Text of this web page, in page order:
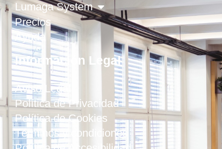
Lumaga System
Precios
Ayuda
Información Legal
Aviso Legal
Política de Privacidad
Política de Cookies
Términos y condiciones